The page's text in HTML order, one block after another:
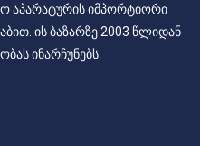
აპარატურის იმპორტიორი
ის ბაზარზე 2003 წლიდან
ინარჩუნებს.